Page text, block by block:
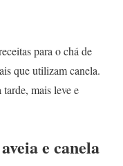
para o chá de
que utilizam canela.
mais leve e
e canela